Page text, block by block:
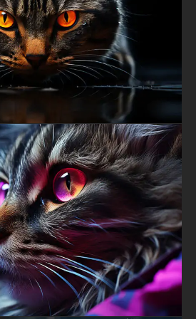
de tortue exotique fonctionne
types d'appareils et technologies
une clarté époustouflante qu'il soit
haute résolution, ordinateurs
La composition orientée
espace négatif suffisant à droite, parfait
sans masquer les magnifiques
Les tons turquoise froids
avec des accents orange chauds,
confortable qui réduit la fatigue
dramatique de qualité studio
attire l'attention et l'admiration à
magistrale dans ce fond d'écran
faible profondeur de champ pour isoler
une netteté suffisante sur les
comme l'œil captivant et les
L'éclairage stratégique crée une
à travers des reflets dansant sur
des ombres définissant la structure
le blindage protecteur. Le traitement
les teintes naturelles sans basculer
des compétences
traitement qui élèvent les captures
animaliers dignes d'une galerie,
tout en maximisant l'impact